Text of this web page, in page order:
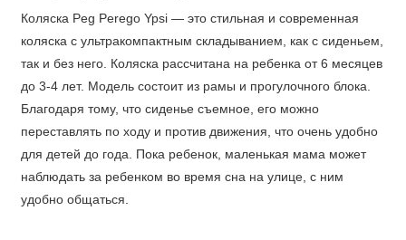
Коляска Peg Perego Ypsi — это стильная и современная
коляска с ультракомпактным складыванием, как с сиденьем,
так и без него. Коляска рассчитана на ребенка от 6 месяцев
до 3-4 лет. Модель состоит из рамы и прогулочного блока.
Благодаря тому, что сиденье съемное, его можно
переставлять по ходу и против движения, что очень удобно
для детей до года. Пока ребенок, маленькая мама может
наблюдать за ребенком во время сна на улице, с ним
удобно общаться.